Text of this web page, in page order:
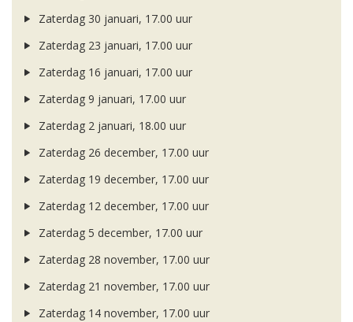
Zaterdag 30 januari, 17.00 uur
Zaterdag 23 januari, 17.00 uur
Zaterdag 16 januari, 17.00 uur
Zaterdag 9 januari, 17.00 uur
Zaterdag 2 januari, 18.00 uur
Zaterdag 26 december, 17.00 uur
Zaterdag 19 december, 17.00 uur
Zaterdag 12 december, 17.00 uur
Zaterdag 5 december, 17.00 uur
Zaterdag 28 november, 17.00 uur
Zaterdag 21 november, 17.00 uur
Zaterdag 14 november, 17.00 uur